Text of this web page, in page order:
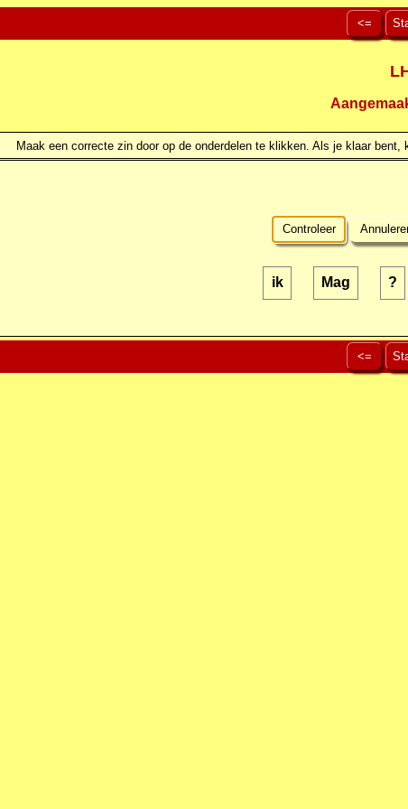
<=
Maak een correcte zin door op de onderdelen te klikken. Als je klaar
Controleer
ik Mag ?
<=